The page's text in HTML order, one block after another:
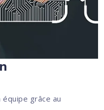
grâce au